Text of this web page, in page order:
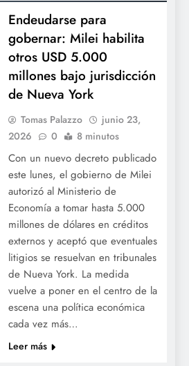
Endeudarse para
gobernar: Milei habilita
otros USD 5.000
millones bajo jurisdicción
de Nueva York
Tomas Palazzo
junio 23,
2026
0 8 minutos
Con un nuevo decreto publicado
este lunes, el gobierno de Milei
autorizó al Ministerio de
Economía a tomar hasta 5.000
millones de dólares en créditos
externos y aceptó que eventuales
litigios se resuelvan en tribunales
de Nueva York. La medida
vuelve a poner en el centro de la
escena una política económica
cada vez más…
Leer más